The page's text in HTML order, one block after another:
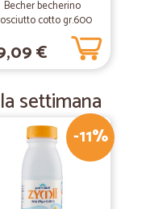
20/04/2019
stato di aver pagato il
Becher becherino
cotto gr.600
€
settimana
-11%